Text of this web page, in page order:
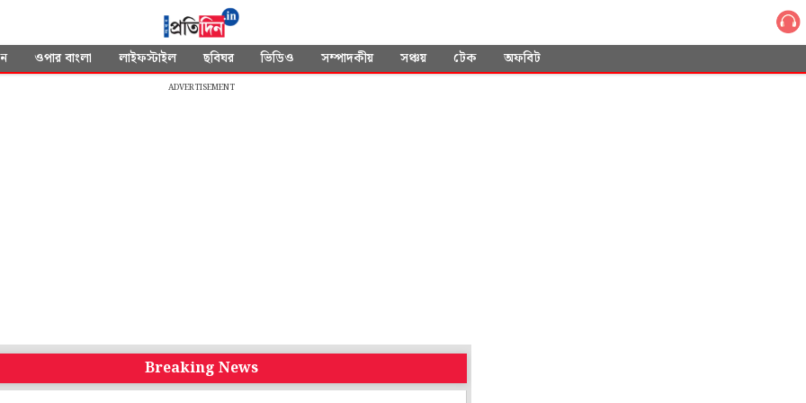
ওপার বাংলা লাইফস্টাইল ছবিঘর ভিডিও সম্পাদকীয় সঞ্চয় টেক অফবিট
ADVERTISEMENT
Breaking News